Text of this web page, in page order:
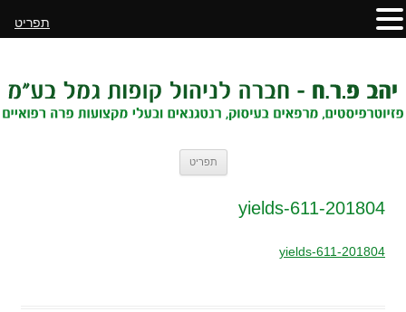
תפריט
201804-yields-611
201804-yields-611
תפריט